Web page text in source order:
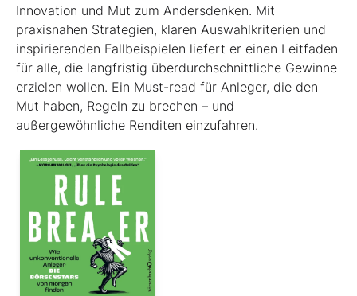
Innovation und Mut zum Andersdenken. Mit
praxisnahen Strategien, klaren Auswahlkriterien und
inspirierenden Fallbeispielen liefert er einen Leit­faden
für alle, die langfristig überdurchschnittliche Gewinne
erzielen wollen. Ein Must-read für Anleger, die den
Mut haben, Regeln zu brechen – und
außergewöhnliche Renditen einzufahren.